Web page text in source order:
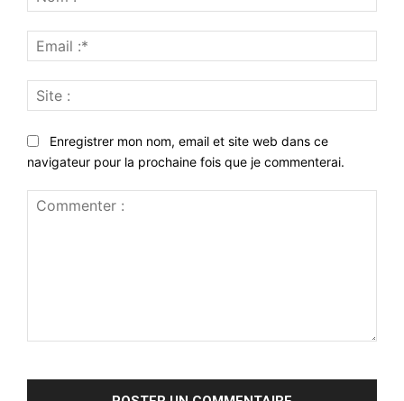
:*
:*
:
Enregistrer mon nom, email et site web dans ce
navigateur pour la prochaine fois que je commenterai.